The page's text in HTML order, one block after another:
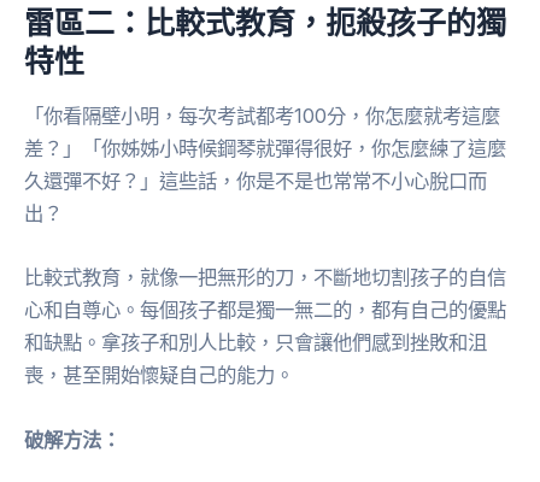
雷區二：比較式教育，扼殺孩子的獨
特性
「你看隔壁小明，每次考試都考100分，你怎麼就考這麼
差？」「你姊姊小時候鋼琴就彈得很好，你怎麼練了這麼
久還彈不好？」這些話，你是不是也常常不小心脫口而
出？
比較式教育，就像一把無形的刀，不斷地切割孩子的自信
心和自尊心。每個孩子都是獨一無二的，都有自己的優點
和缺點。拿孩子和別人比較，只會讓他們感到挫敗和沮
喪，甚至開始懷疑自己的能力。
破解方法：